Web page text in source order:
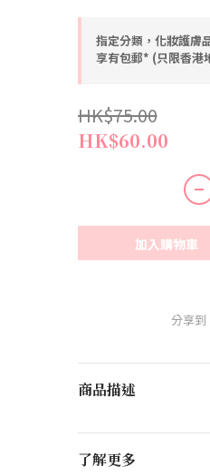
指定分類，化妝護膚
享有包郵* (只限香港
HK$75.00
HK$60.00
加入購物車
分享到
商品描述
了解更多